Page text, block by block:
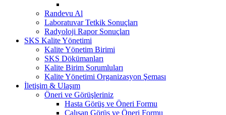
Randevu Al
Laboratuvar Tetkik Sonuçları
Radyoloji Rapor Sonuçları
SKS Kalite Yönetimi
Kalite Yönetim Birimi
SKS Dökümanları
Kalite Birim Sorumluları
Kalite Yönetimi Organizasyon Şeması
İletişim & Ulaşım
Öneri ve Görüşleriniz
Hasta Görüş ve Öneri Formu
Çalışan Görüş ve Öneri Formu